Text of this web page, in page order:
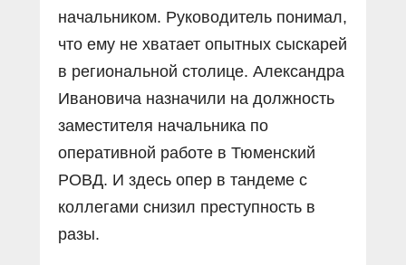
начальником. Руководитель понимал,
что ему не хватает опытных сыскарей
в региональной столице. Александра
Ивановича назначили на должность
заместителя начальника по
оперативной работе в Тюменский
РОВД. И здесь опер в тандеме с
коллегами снизил преступность в
разы.